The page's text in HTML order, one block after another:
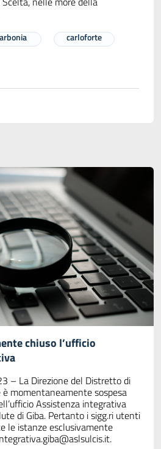
carloforte
chiuso l’ufficio
– La Direzione del Distretto di
è momentaneamente sospesa
Assistenza integrativa
di Giba. Pertanto i sigg.ri utenti
le istanze esclusivamente
.